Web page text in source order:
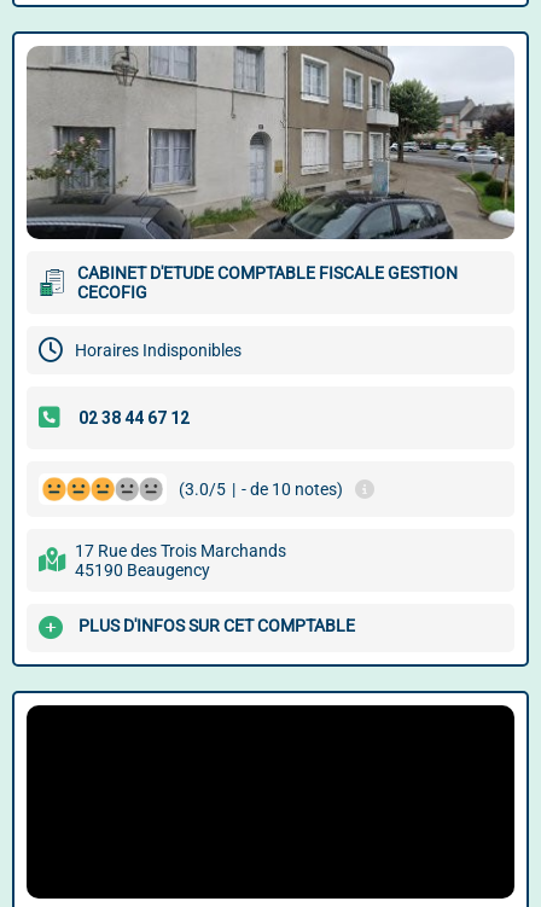
CABINET D'ETUDE COMPTABLE FISCALE GESTION
CECOFIG
Horaires Indisponibles
(3.0/5 | - de 10 notes)
17 Rue des Trois Marchands
45190 Beaugency
PLUS D'INFOS SUR CET COMPTABLE